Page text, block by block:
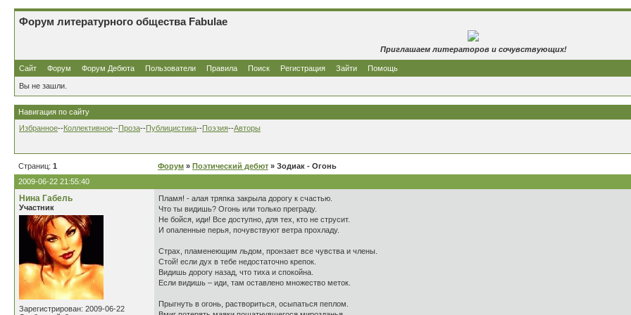
Форум литературного общества Fabulae
Приглашаем литераторов и сочувствующих!
Сайт Форум Форум Дебюта Пользователи Правила Поиск Регистрация Зайти Помощь
Вы не зашли.
Навигация по сайту
Избранное--Коллективное--Проза--Публицистика--Поэзия--Авторы
Страниц: 1 Форум » Поэтический дебют » Зодиак - Огонь
2009-06-22 21:55:40
Нина Габель
Участник
Зарегистрирован: 2009-06-22
Пламя! - алая тряпка закрыла дорогу к счастью.
Что ты видишь? Огонь или только преграду.
Не бойся, иди! Все доступно, для тех, кто не струсит.
И опаленные перья, почувствуют ветра прохладу.
Страх, пламенеющим льдом, пронзает все чувства и члены.
Стой! если дух в тебе недостаточно крепок.
Видишь дорогу назад, что тиха и спокойна.
Если видишь – иди, там оставлено множество меток.
Прыгнуть в огонь, раствориться, осыпаться пеплом.